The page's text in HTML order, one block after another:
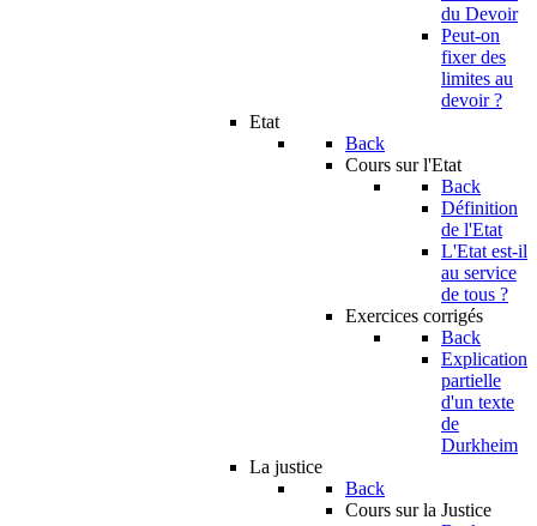
du Devoir
Peut-on
fixer des
limites au
devoir ?
Etat
Back
Cours sur l'Etat
Back
Définition
de l'Etat
L'Etat est-il
au service
de tous ?
Exercices corrigés
Back
Explication
partielle
d'un texte
de
Durkheim
La justice
Back
Cours sur la Justice